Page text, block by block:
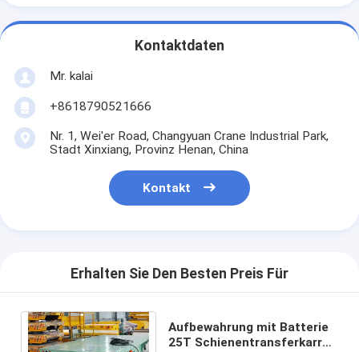
Kontaktdaten
Mr. kalai
+8618790521666
Nr. 1, Wei'er Road, Changyuan Crane Industrial Park,
Stadt Xinxiang, Provinz Henan, China
Kontakt
Erhalten Sie Den Besten Preis Für
Aufbewahrung mit Batterie
25T Schienentransferkarren